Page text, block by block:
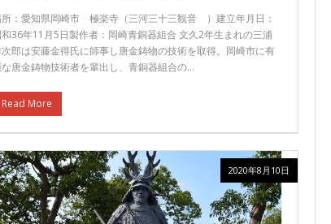
：愛知県岡崎市 極楽寺（三河三十三観音 ）建立年月日：
36年11月5日製作者：岡崎青銅器組合 文久2年生まれの三浦
郎は安藤金得氏に師事し唐金鋳物の技術を取得。岡崎市に有
唐金鋳物技術者を輩出し、青銅器組合の…
Read More
2020年8月10日